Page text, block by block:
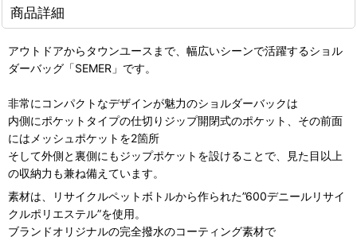
商品詳細
アウトドアからタウンユースまで、幅広いシーンで活躍するショル
ダーバッグ「SEMER」です。
非常にコンパクトなデザインが魅力のショルダーバックは
内側にポケットタイプの仕切りジップ開閉式のポケット、その前面
にはメッシュポケットを2箇所
そして外側と裏側にもジップポケットを設けることで、見た目以上
の収納力も兼ね備えています。
素材は、リサイクルペットボトルから作られた”600デニールリサイ
クルポリエステル”を使用。
ブランドオリジナルの完全撥水のコーティング素材で